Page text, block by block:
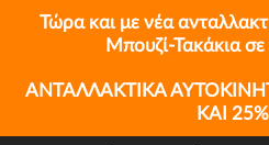
Τώρα και με νέα
Μπουζί-Τακάκια
ΑΝΤΑΛΛΑΚΤΙΚΑ
ΚΑΙ 25%